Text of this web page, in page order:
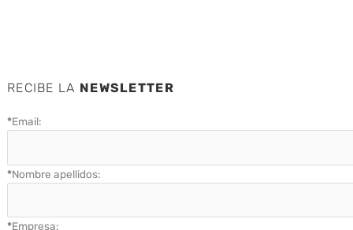
RECIBE LA NEWSLETTER
*Email:
*Nombre apellidos:
*Empresa: